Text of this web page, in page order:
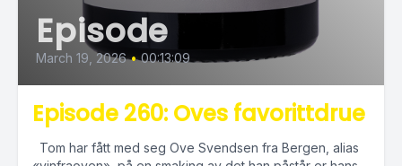
Episode
March 19, 2026 • 00:13:09
Episode 260: Oves favorittdrue
Tom har fått med seg Ove Svendsen fra Bergen, alias